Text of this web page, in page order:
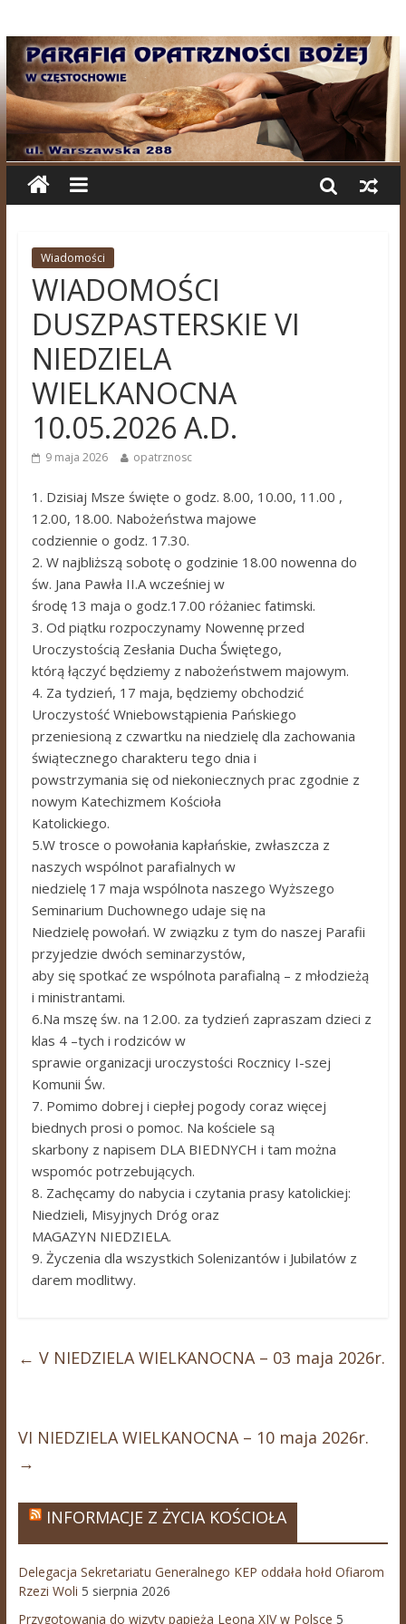
Wiadomości
WIADOMOŚCI
DUSZPASTERSKIE VI
NIEDZIELA
WIELKANOCNA
10.05.2026 A.D.
9 maja 2026 opatrznosc
1. Dzisiaj Msze święte o godz. 8.00, 10.00, 11.00 ,
12.00, 18.00. Nabożeństwa majowe
codziennie o godz. 17.30.
2. W najbliższą sobotę o godzinie 18.00 nowenna do
św. Jana Pawła II.A wcześniej w
środę 13 maja o godz.17.00 różaniec fatimski.
3. Od piątku rozpoczynamy Nowennę przed
Uroczystością Zesłania Ducha Świętego,
którą łączyć będziemy z nabożeństwem majowym.
4. Za tydzień, 17 maja, będziemy obchodzić
Uroczystość Wniebowstąpienia Pańskiego
przeniesioną z czwartku na niedzielę dla zachowania
świątecznego charakteru tego dnia i
powstrzymania się od niekoniecznych prac zgodnie z
nowym Katechizmem Kościoła
Katolickiego.
5.W trosce o powołania kapłańskie, zwłaszcza z
naszych wspólnot parafialnych w
niedzielę 17 maja wspólnota naszego Wyższego
Seminarium Duchownego udaje się na
Niedzielę powołań. W związku z tym do naszej Parafii
przyjedzie dwóch seminarzystów,
aby się spotkać ze wspólnota parafialną – z młodzieżą
i ministrantami.
6.Na mszę św. na 12.00. za tydzień zapraszam dzieci z
klas 4 –tych i rodziców w
sprawie organizacji uroczystości Rocznicy I-szej
Komunii Św.
7. Pomimo dobrej i ciepłej pogody coraz więcej
biednych prosi o pomoc. Na kościele są
skarbony z napisem DLA BIEDNYCH i tam można
wspomóc potrzebujących.
8. Zachęcamy do nabycia i czytania prasy katolickiej:
Niedzieli, Misyjnych Dróg oraz
MAGAZYN NIEDZIELA.
9. Życzenia dla wszystkich Solenizantów i Jubilatów z
darem modlitwy.
← V NIEDZIELA WIELKANOCNA – 03 maja 2026r.
VI NIEDZIELA WIELKANOCNA – 10 maja 2026r.
→
INFORMACJE Z ŻYCIA KOŚCIOŁA
Delegacja Sekretariatu Generalnego KEP oddała hołd Ofiarom
Rzezi Woli 5 sierpnia 2026
Przygotowania do wizyty papieża Leona XIV w Polsce 5